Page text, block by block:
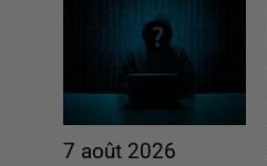
7 août 2026